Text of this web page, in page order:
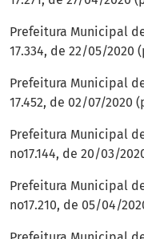
Prefeitura Municipal
17.334, de 22/05/2020
Prefeitura Municipal
17.452, de 02/07/2020
Prefeitura Municipal
no17.144, de 20/03/
Prefeitura Municipal
no17.210, de 05/04/